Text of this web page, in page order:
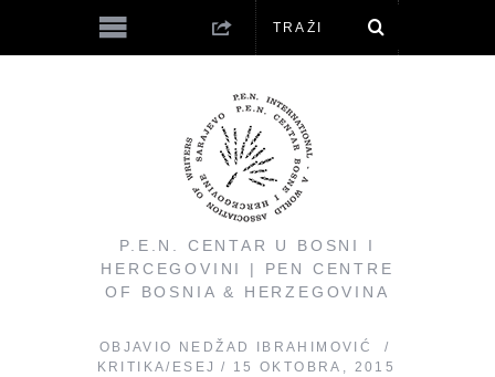
P.E.N. CENTAR U BOSNI I
HERCEGOVINI | PEN CENTRE
OF BOSNIA & HERZEGOVINA
OBJAVIO
NEDŽAD IBRAHIMOVIĆ
KRITIKA/ESEJ
15 OKTOBRA, 2015